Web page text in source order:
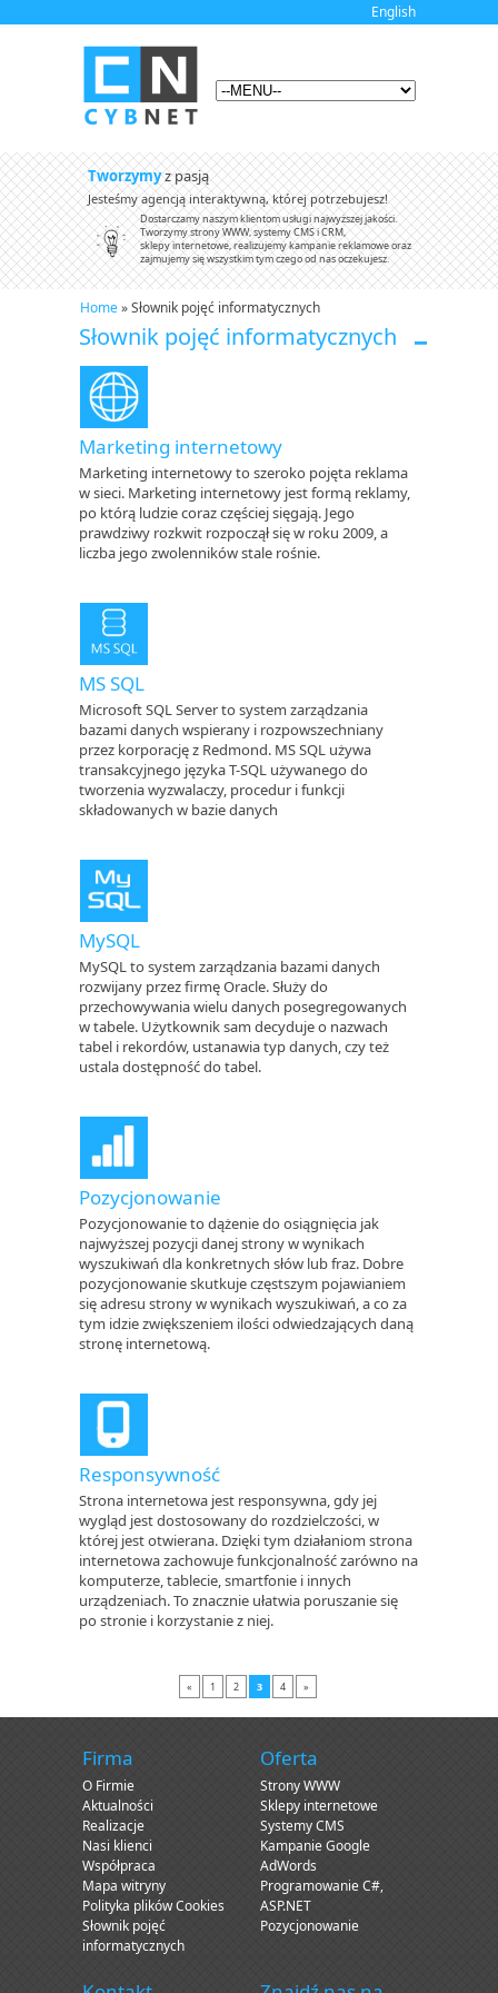
English
Tworzymyz pasją
Jesteśmy agencją interaktywną, której potrzebujesz!
Dostarczamy naszym klientom usługi najwyższej jakości.
Tworzymy strony WWW, systemy CMS i CRM,
sklepy internetowe, realizujemy kampanie reklamowe oraz
zajmujemy się wszystkim tym czego od nas oczekujesz.
Home» Słownik pojęć informatycznych
Słownik pojęć informatycznych
Marketing internetowy
Marketing internetowy to szeroko pojęta reklama
w sieci. Marketing internetowy jest formą reklamy,
po którą ludzie coraz częściej sięgają. Jego
prawdziwy rozkwit rozpoczął się w roku 2009, a
liczba jego zwolenników stale rośnie.
MS SQL
Microsoft SQL Server to system zarządzania
bazami danych wspierany i rozpowszechniany
przez korporację z Redmond. MS SQL używa
transakcyjnego języka T-SQL używanego do
tworzenia wyzwalaczy, procedur i funkcji
składowanych w bazie danych
MySQL
MySQL to system zarządzania bazami danych
rozwijany przez firmę Oracle. Służy do
przechowywania wielu danych posegregowanych
w tabele. Użytkownik sam decyduje o nazwach
tabel i rekordów, ustanawia typ danych, czy też
ustala dostępność do tabel.
Pozycjonowanie
Pozycjonowanie to dążenie do osiągnięcia jak
najwyższej pozycji danej strony w wynikach
wyszukiwań dla konkretnych słów lub fraz. Dobre
pozycjonowanie skutkuje częstszym pojawianiem
się adresu strony w wynikach wyszukiwań, a co za
tym idzie zwiększeniem ilości odwiedzających daną
stronę internetową.
Responsywność
Strona internetowa jest responsywna, gdy jej
wygląd jest dostosowany do rozdzielczości, w
której jest otwierana. Dzięki tym działaniom strona
internetowa zachowuje funkcjonalność zarówno na
komputerze, tablecie, smartfonie i innych
urządzeniach. To znacznie ułatwia poruszanie się
po stronie i korzystanie z niej.
« 1 2 3 4 »
Firma
O Firmie
Aktualności
Realizacje
Nasi klienci
Współpraca
Mapa witryny
Polityka plików Cookies
Słownik pojęć
informatycznych
Oferta
Strony WWW
Sklepy internetowe
Systemy CMS
Kampanie Google
AdWords
Programowanie C#,
ASP.NET
Pozycjonowanie